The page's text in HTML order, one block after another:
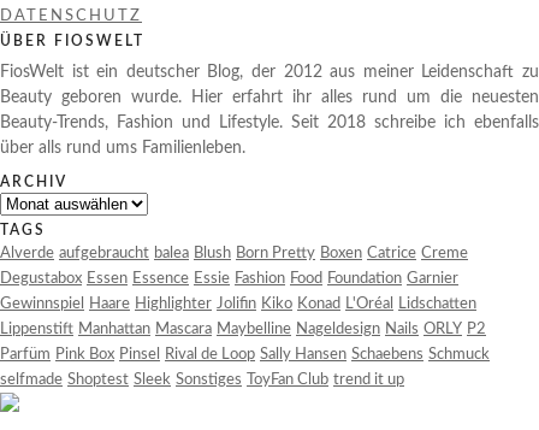
DATENSCHUTZ
ÜBER FIOSWELT
FiosWelt ist ein deutscher Blog, der 2012 aus meiner Leidenschaft zu
Beauty geboren wurde. Hier erfahrt ihr alles rund um die neuesten
Beauty-Trends, Fashion und Lifestyle. Seit 2018 schreibe ich ebenfalls
über alls rund ums Familienleben.
ARCHIV
Archiv
TAGS
Alverde aufgebraucht balea Blush Born Pretty Boxen Catrice Creme
Degustabox Essen Essence Essie Fashion Food Foundation Garnier
Gewinnspiel
Haare Highlighter Jolifin Kiko Konad L'Oréal
Lidschatten
Lippenstift Manhattan Mascara Maybelline Nageldesign Nails ORLY P2
Parfüm Pink Box Pinsel Rival de Loop Sally Hansen Schaebens Schmuck
selfmade Shoptest Sleek Sonstiges ToyFan Club trend it up